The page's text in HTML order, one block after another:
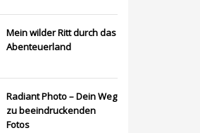
Mein wilder Ritt durch das
Abenteuerland
Radiant Photo – Dein Weg
zu beeindruckenden
Fotos